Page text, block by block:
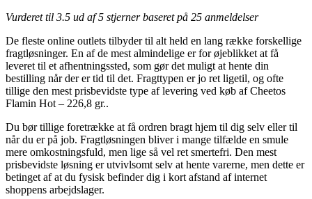
Vurderet til 3.5 ud af 5 stjerner baseret på 25 anmeldelser
De fleste online outlets tilbyder til alt held en lang række forskellige
fragtløsninger. En af de mest almindelige er for øjeblikket at få
leveret til et afhentningssted, som gør det muligt at hente din
bestilling når der er tid til det. Fragttypen er jo ret ligetil, og ofte
tillige den mest prisbevidste type af levering ved køb af Cheetos
Flamin Hot – 226,8 gr..
Du bør tillige foretrække at få ordren bragt hjem til dig selv eller til
når du er på job. Fragtløsningen bliver i mange tilfælde en smule
mere omkostningsfuld, men lige så vel ret smertefri. Den mest
prisbevidste løsning er utvivlsomt selv at hente varerne, men dette er
betinget af at du fysisk befinder dig i kort afstand af internet
shoppens arbejdslager.